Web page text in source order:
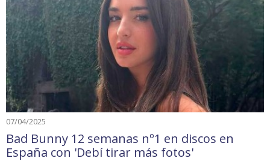
07/04/2025
Bad Bunny 12 semanas nº1 en discos en
España con 'Debí tirar más fotos'